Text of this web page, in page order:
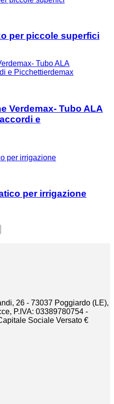
per piccole superfici
Verdemax- Tubo ALA
e
per irrigazione
26 - 73037 Poggiardo (LE),
P.IVA: 03389780754 -
Sociale Versato €